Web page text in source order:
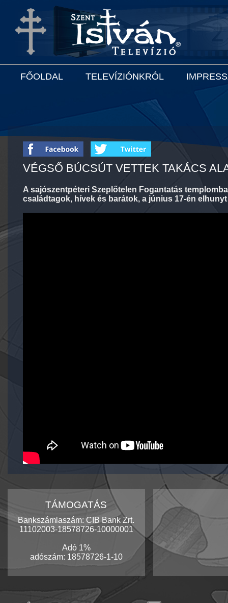
FŐOLDAL TELEVÍZIÓNKRÓL
VÉGSŐ BÚCSÚT VETTEK TAKÁCS
A sajószentpéteri Szeplőtelen Fogantatás
családtagok, hívek és barátok, a június 17-én
TÁMOGATÁS
Bankszámlaszám: CIB Bank Zrt.
11102003-18578726-10000001
Adó 1%
adószám: 18578726-1-10